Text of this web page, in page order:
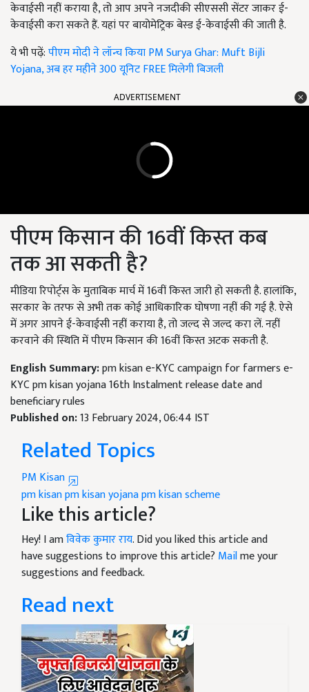
केवाईसी नहीं कराया है, तो आप अपने नजदीकी सीएससी सेंटर जाकर ई-
केवाईसी करा सकते हैं. यहां पर बायोमेट्रिक बेस्ड ई-केवाईसी की जाती है.
ये भी पढ़ें:पीएम मोदी ने लॉन्च किया PM Surya Ghar: Muft Bijli
Yojana, अब हर महीने 300 यूनिट FREE मिलेगी बिजली
ADVERTISEMENT
पीएम किसान की 16वीं किस्त कब
तक आ सकती है?
मीडिया रिपोर्ट्स के मुताबिक मार्च में 16वीं किस्त जारी हो सकती है. हालांकि,
सरकार के तरफ से अभी तक कोई आधिकारिक घोषणा नहीं की गई है. ऐसे
में अगर आपने ई-केवाईसी नहीं कराया है, तो जल्द से जल्द करा लें. नहीं
करवाने की स्थिति में पीएम किसान की 16वीं किस्त अटक सकती है.
English Summary:pm kisan e-KYC campaign for farmers e-
KYC pm kisan yojana 16th Instalment release date and
beneficiary rules
Published on:13 February 2024, 06:44 IST
Related Topics
PM Kisan
pm kisanpm kisan yojanapm kisan scheme
Like this article?
Hey! I amविवेक कुमार राय. Did you liked this article and
have suggestions to improve this article? Mailme your
suggestions and feedback.
Read next